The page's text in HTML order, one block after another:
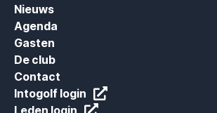
Nieuws
Agenda
Gasten
De club
Contact
Intogolf login
Leden login